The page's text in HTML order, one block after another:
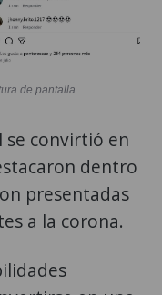
de pantalla
se convirtió en
dentro
presentadas
a la corona.